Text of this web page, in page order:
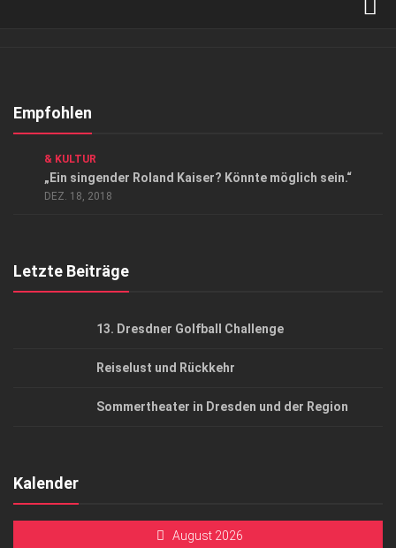
Kontakt, Impressum
Empfohlen
& KULTUR
„Ein singender Roland Kaiser? Könnte möglich sein.“
DEZ. 18, 2018
Letzte Beiträge
13. Dresdner Golfball Challenge
Reiselust und Rückkehr
Sommertheater in Dresden und der Region
Kalender
August 2026